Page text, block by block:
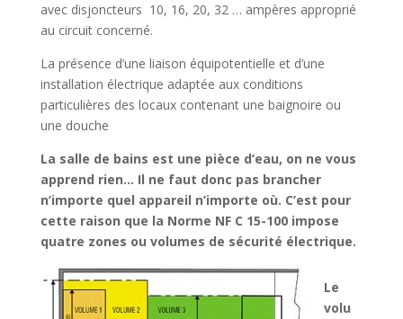
avec disjoncteurs 10, 16, 20, 32 … ampères approprié
au circuit concerné.
La présence d’une liaison équipotentielle et d’une
installation électrique adaptée aux conditions
particulières des locaux contenant une baignoire ou
une douche
La salle de bains est une pièce d’eau, on ne vous
apprend rien… Il ne faut donc pas brancher
n’importe quel appareil n’importe où. C’est pour
cette raison que la Norme NF C 15-100 impose
quatre zones ou volumes de sécurité électrique.
Le
volu